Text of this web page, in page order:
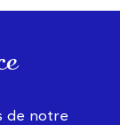
de notre